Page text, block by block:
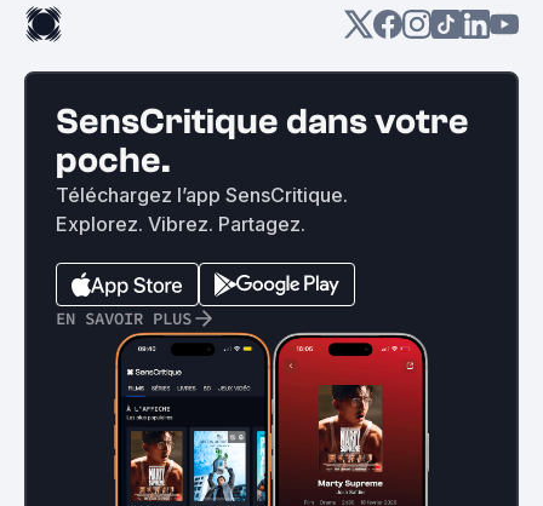
SensCritique dans votre
poche.
Téléchargez l’app SensCritique.
Explorez. Vibrez. Partagez.
EN SAVOIR PLUS